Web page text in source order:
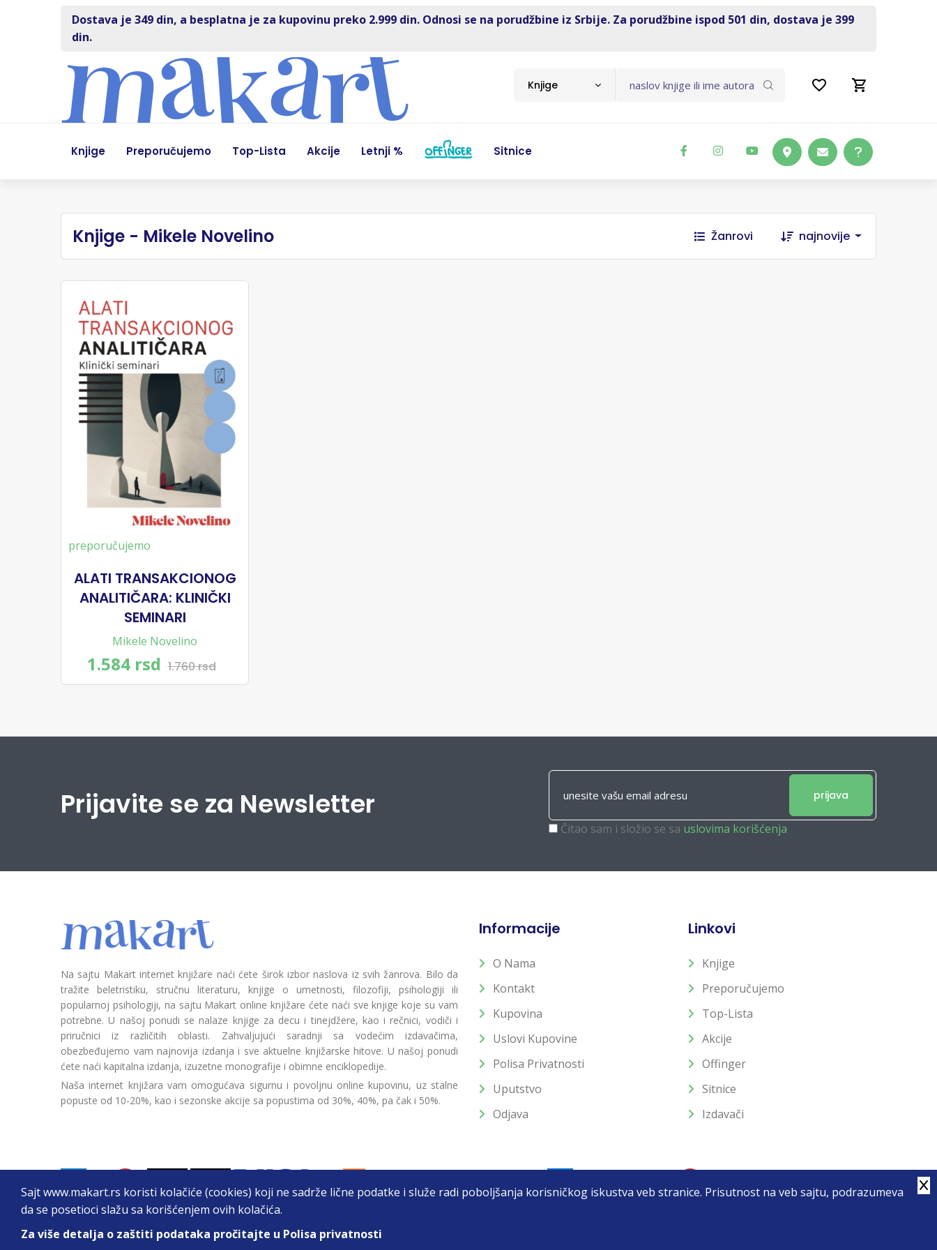
Sajt www.makart.rs koristi kolačiće (cookies) koji ne sadrže lične podatke i služe radi poboljšanja korisničkog iskustva veb stranice. Prisutnost na veb sajtu, podrazumeva
da se posetioci slažu sa korišćenjem ovih kolačića.
Za više detalja o zaštiti podataka pročitajte u Polisa privatnosti
Dostava je 349 din, a besplatna je za kupovinu preko 2.999 din. Odnosi se na porudžbine iz Srbije. Za porudžbine ispod 501 din, dostava je 399
din.
Knjige
Knjige Preporučujemo Top-Lista Akcije Letnji % Sitnice
Knjige - Mikele Novelino Žanrovi najnovije
preporučujemo
ALATI TRANSAKCIONOG
ANALITIČARA: KLINIČKI
SEMINARI
Mikele Novelino
1.584 rsd 1.760 rsd
Prijavite se za Newsletter prijava
Čitao sam i složio se sa uslovima korišćenja
Na sajtu Makart internet knjižare naći ćete širok izbor naslova iz svih žanrova. Bilo da
tražite beletristiku, stručnu literaturu, knjige o umetnosti, filozofiji, psihologiji ili
popularnoj psihologiji, na sajtu Makart online knjižare ćete naći sve knjige koje su vam
potrebne. U našoj ponudi se nalaze knjige za decu i tinejdžere, kao i rečnici, vodiči i
priručnici iz različitih oblasti. Zahvaljujući saradnji sa vodećim izdavačima,
obezbeđujemo vam najnovija izdanja i sve aktuelne knjižarske hitove. U našoj ponudi
ćete naći kapitalna izdanja, izuzetne monografije i obimne enciklopedije.
Naša internet knjižara vam omogućava sigurnu i povoljnu online kupovinu, uz stalne
popuste od 10-20%, kao i sezonske akcije sa popustima od 30%, 40%, pa čak i 50%.
Informacije
O Nama
Kontakt
Kupovina
Uslovi Kupovine
Polisa Privatnosti
Uputstvo
Odjava
Linkovi
Knjige
Preporučujemo
Top-Lista
Akcije
Offinger
Sitnice
Izdavači